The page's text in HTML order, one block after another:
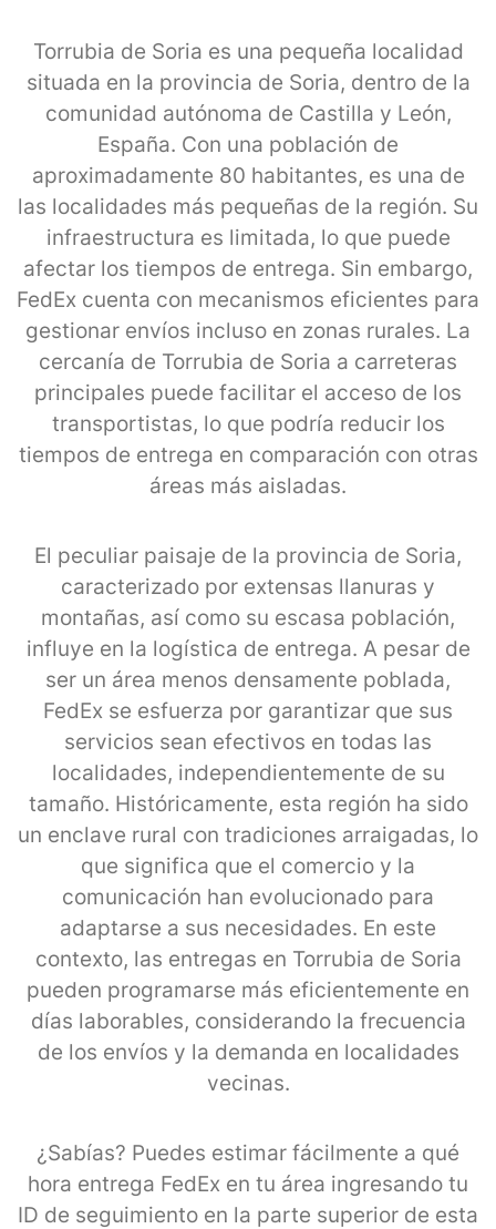
Torrubia de Soria es una pequeña localidad
situada en la provincia de Soria, dentro de la
comunidad autónoma de Castilla y León,
España. Con una población de
aproximadamente 80 habitantes, es una de
las localidades más pequeñas de la región. Su
infraestructura es limitada, lo que puede
afectar los tiempos de entrega. Sin embargo,
FedEx cuenta con mecanismos eficientes para
gestionar envíos incluso en zonas rurales. La
cercanía de Torrubia de Soria a carreteras
principales puede facilitar el acceso de los
transportistas, lo que podría reducir los
tiempos de entrega en comparación con otras
áreas más aisladas.
El peculiar paisaje de la provincia de Soria,
caracterizado por extensas llanuras y
montañas, así como su escasa población,
influye en la logística de entrega. A pesar de
ser un área menos densamente poblada,
FedEx se esfuerza por garantizar que sus
servicios sean efectivos en todas las
localidades, independientemente de su
tamaño. Históricamente, esta región ha sido
un enclave rural con tradiciones arraigadas, lo
que significa que el comercio y la
comunicación han evolucionado para
adaptarse a sus necesidades. En este
contexto, las entregas en Torrubia de Soria
pueden programarse más eficientemente en
días laborables, considerando la frecuencia
de los envíos y la demanda en localidades
vecinas.
¿Sabías? Puedes estimar fácilmente a qué
hora entrega FedEx en tu área ingresando tu
ID de seguimiento en la parte superior de esta